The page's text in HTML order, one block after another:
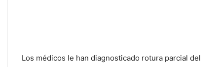
Los médicos le han diagnosticado rotura parcial del